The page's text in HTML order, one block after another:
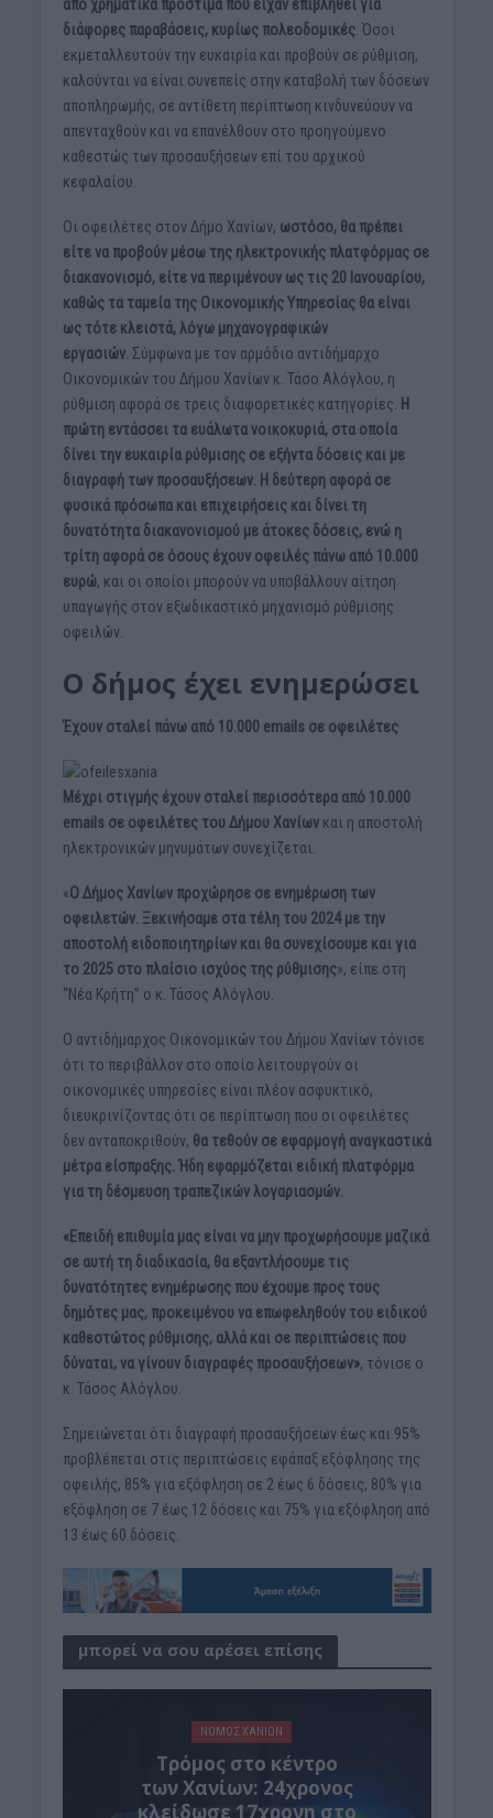
από χρηματικά πρόστιμα που είχαν επιβληθεί για
διάφορες παραβάσεις, κυρίως πολεοδομικές. Όσοι
εκμεταλλευτούν την ευκαιρία και προβούν σε ρύθμιση,
καλούνται να είναι συνεπείς στην καταβολή των δόσεων
αποπληρωμής, σε αντίθετη περίπτωση κινδυνεύουν να
απενταχθούν και να επανέλθουν στο προηγούμενο
καθεστώς των προσαυξήσεων επί του αρχικού
κεφαλαίου.
Οι οφειλέτες στον Δήμο Χανίων, ωστόσο, θα πρέπει
είτε να προβούν μέσω της ηλεκτρονικής πλατφόρμας σε
διακανονισμό, είτε να περιμένουν ως τις 20 Ιανουαρίου,
καθώς τα ταμεία της Οικονομικής Υπηρεσίας θα είναι
ως τότε κλειστά, λόγω μηχανογραφικών
εργασιών. Σύμφωνα με τον αρμόδιο αντιδήμαρχο
Οικονομικών του Δήμου Χανίων κ. Τάσο Αλόγλου, η
ρύθμιση αφορά σε τρεις διαφορετικές κατηγορίες. Η
πρώτη εντάσσει τα ευάλωτα νοικοκυριά, στα οποία
δίνει την ευκαιρία ρύθμισης σε εξήντα δόσεις και με
διαγραφή των προσαυξήσεων. Η δεύτερη αφορά σε
φυσικά πρόσωπα και επιχειρήσεις και δίνει τη
δυνατότητα διακανονισμού με άτοκες δόσεις, ενώ η
τρίτη αφορά σε όσους έχουν οφειλές πάνω από 10.000
ευρώ, και οι οποίοι μπορούν να υποβάλλουν αίτηση
υπαγωγής στον εξωδικαστικό μηχανισμό ρύθμισης
οφειλών.
Ο δήμος έχει ενημερώσει
Έχουν σταλεί πάνω από 10.000 emails σε οφειλέτες
Μέχρι στιγμής έχουν σταλεί περισσότερα από 10.000
emails σε οφειλέτες του Δήμου Χανίωνκαι η αποστολή
ηλεκτρονικών μηνυμάτων συνεχίζεται.
«Ο Δήμος Χανίων προχώρησε σε ενημέρωση των
οφειλετών. Ξεκινήσαμε στα τέλη του 2024 με την
αποστολή ειδοποιητηρίων και θα συνεχίσουμε και για
το 2025 στο πλαίσιο ισχύος της ρύθμισης», είπε στη
“Νέα Κρήτη” ο κ. Τάσος Αλόγλου.
Ο αντιδήμαρχος Οικονομικών του Δήμου Χανίων τόνισε
ότι το περιβάλλον στο οποίο λειτουργούν οι
οικονομικές υπηρεσίες είναι πλέον ασφυκτικό,
διευκρινίζοντας ότι σε περίπτωση που οι οφειλέτες
δεν ανταποκριθούν, θα τεθούν σε εφαρμογή αναγκαστικά
μέτρα είσπραξης. Ήδη εφαρμόζεται ειδική πλατφόρμα
για τη δέσμευση τραπεζικών λογαριασμών.
«Επειδή επιθυμία μας είναι να μην προχωρήσουμε μαζικά
σε αυτή τη διαδικασία, θα εξαντλήσουμε τις
δυνατότητες ενημέρωσης που έχουμε προς τους
δημότες μας, προκειμένου να επωφεληθούν του ειδικού
καθεστώτος ρύθμισης, αλλά και σε περιπτώσεις που
δύναται, να γίνουν διαγραφές προσαυξήσεων», τόνισε ο
κ. Τάσος Αλόγλου.
Σημειώνεται ότι διαγραφή προσαυξήσεων έως και 95%
προβλέπεται στις περιπτώσεις εφάπαξ εξόφλησης της
οφειλής, 85% για εξόφληση σε 2 έως 6 δόσεις, 80% για
εξόφληση σε 7 έως 12 δόσεις και 75% για εξόφληση από
13 έως 60 δόσεις.
μπορεί να σου αρέσει επίσης
ΝΟΜΌΣ ΧΑΝΊΩΝ
Τρόμος στο κέντρο
των Χανίων: 24χρονος
κλείδωσε 17χρονη στο